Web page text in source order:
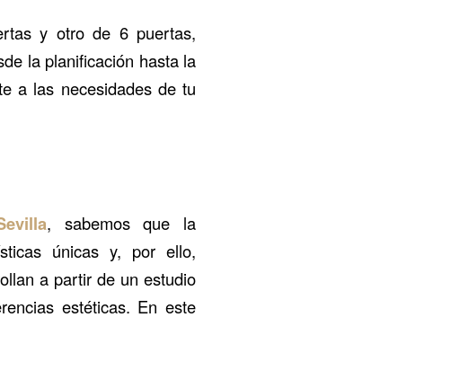
y otro de 6 puertas,
la planificación hasta la
a las necesidades de tu
, sabemos que la
únicas y, por ello,
a partir de un estudio
estéticas. En este